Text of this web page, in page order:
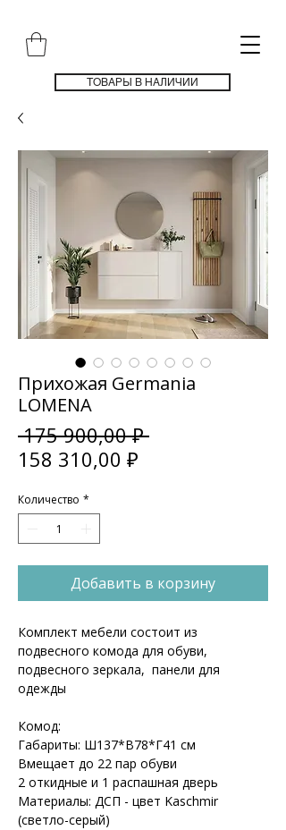
ТОВАРЫ В НАЛИЧИИ
Прихожая Germаnia
LOMENA
175 900,00 ₽ Обычная
158 310,00 ₽
Количество *
Добавить в корзину
Комплект мебели состоит из
подвесного комода для обуви,
подвесного зеркала, панели для
одежды
Комод:
Габариты: Ш137*В78*Г41 см
Вмещает до 22 пар обуви
2 откидные и 1 распашная дверь
Материалы: ДСП - цвет Kaschmir
(светло-серый)